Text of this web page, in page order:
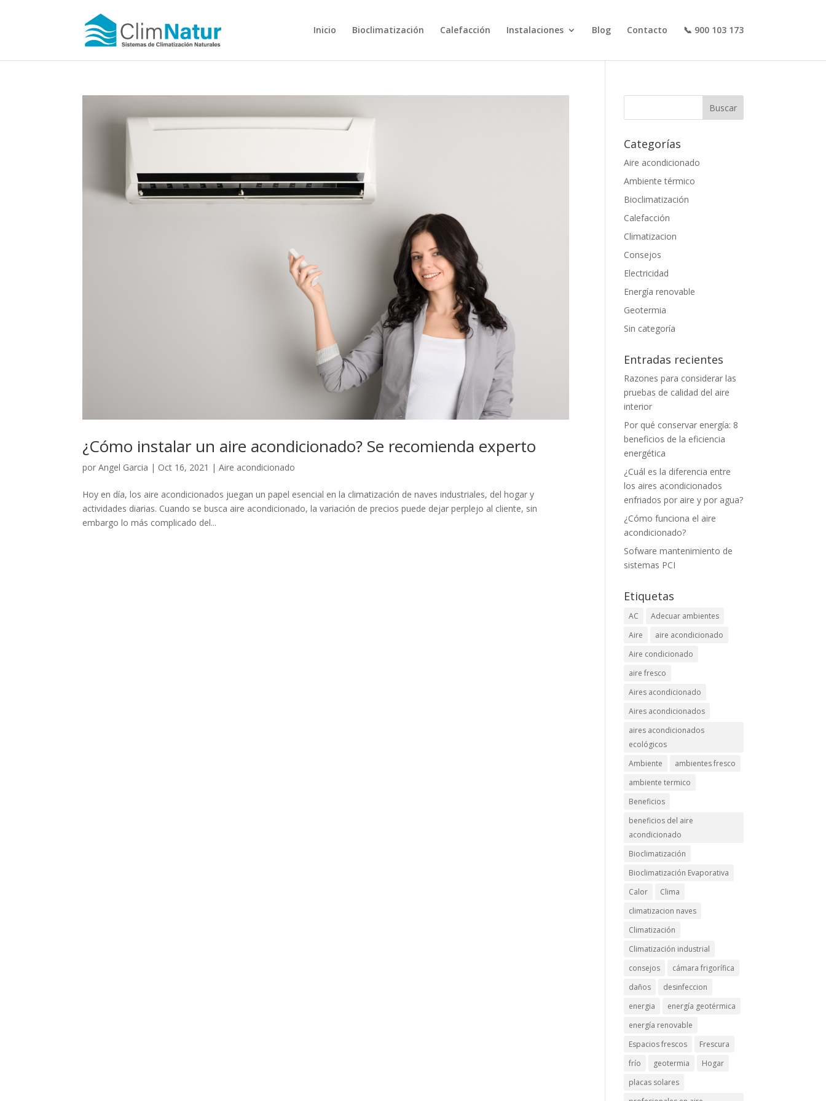
Inicio Bioclimatización Calefacción Instalaciones Blog Contacto 📞 900 103 173
¿Cómo instalar un aire acondicionado? Se recomienda experto
porAngel Garcia | Oct 16, 2021 |Aire acondicionado
Hoy en día, los aire acondicionados juegan un papel esencial en la climatización de naves industriales, del hogar y
actividades diarias. Cuando se busca aire acondicionado, la variación de precios puede dejar perplejo al cliente, sin
embargo lo más complicado del...
Categorías
Aire acondicionado
Ambiente térmico
Bioclimatización
Calefacción
Climatizacion
Consejos
Electricidad
Energía renovable
Geotermia
Sin categoría
Entradas recientes
Razones para considerar las
pruebas de calidad del aire
interior
Por qué conservar energía: 8
beneficios de la eficiencia
energética
¿Cuál es la diferencia entre
los aires acondicionados
enfriados por aire y por agua?
¿Cómo funciona el aire
acondicionado?
Sofware mantenimiento de
sistemas PCI
Etiquetas
AC
Adecuar ambientes
Aire
aire acondicionado
Aire condicionado
aire fresco
Aires acondicionado
Aires acondicionados
aires acondicionados
ecológicos
Ambiente
ambientes fresco
ambiente termico
Beneficios
beneficios del aire
acondicionado
Bioclimatización
Bioclimatización Evaporativa
Calor
Clima
climatizacion naves
Climatización
Climatización industrial
consejos
cámara frigorífica
daños
desinfeccion
energia
energía geotérmica
energía renovable
Espacios frescos
Frescura
frío
geotermia
Hogar
placas solares